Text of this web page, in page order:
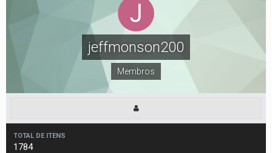
jeffmonson200
Membros
TOTAL DE ITENS
1784